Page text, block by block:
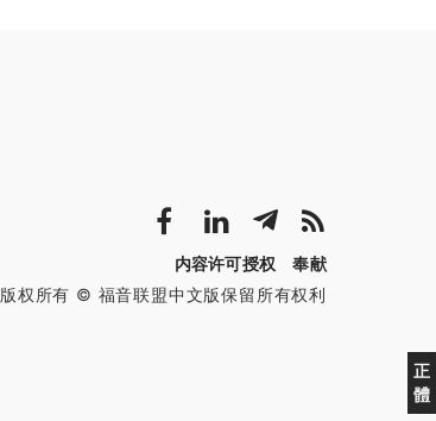
正
體
内容许可授权
奉献
版权所有 © 福音联盟中文版保留所有权利